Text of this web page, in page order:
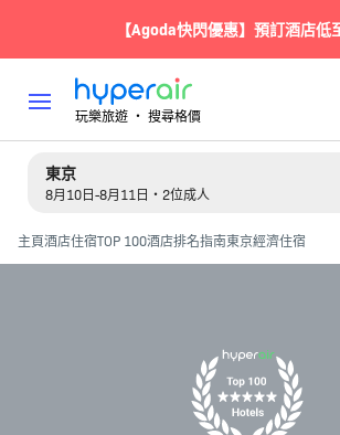
【Agoda快閃優惠】預訂酒店低
玩樂旅遊 ‧ 搜尋格價
東京
8月10日-8月11日・2位成人
主頁酒店住宿TOP 100酒店排名指南東京經濟住宿